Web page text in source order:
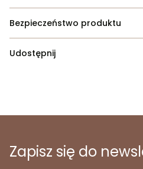
Bezpieczeństwo produktu
Udostępnij
Zapisz się do